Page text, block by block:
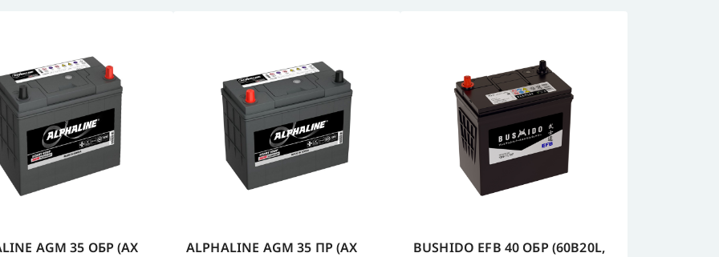
XTREME Arctic XTREME AGM XTREME EFB XTREME +EFB XTREME (мото)
XTREME
(промышленные)
BUSHIDO AGM
BUSHIDO SILVER BUSHIDO (мото) BUSHIDO MARINE BUSHIDO Na+
TAB Magic
DELKOR (JP) DELKOR
AGM 35 ОБР (AX
ALPHALINE AGM 35 ПР (AX
BUSHIDO EFB 40 ОБР (60B20L,